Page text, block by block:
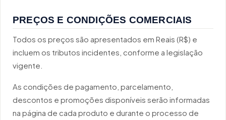
PREÇOS E CONDIÇÕES COMERCIAIS
Todos os preços são apresentados em Reais (R$) e
incluem os tributos incidentes, conforme a legislação
vigente.
As condições de pagamento, parcelamento,
descontos e promoções disponíveis serão informadas
na página de cada produto e durante o processo de